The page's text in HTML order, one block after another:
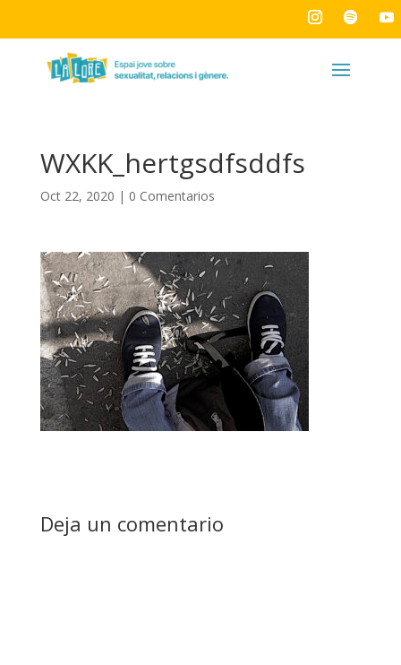
WXKK_hertgsdfsddfs
Oct 22, 2020 | 0 Comentarios
Deja un comentario